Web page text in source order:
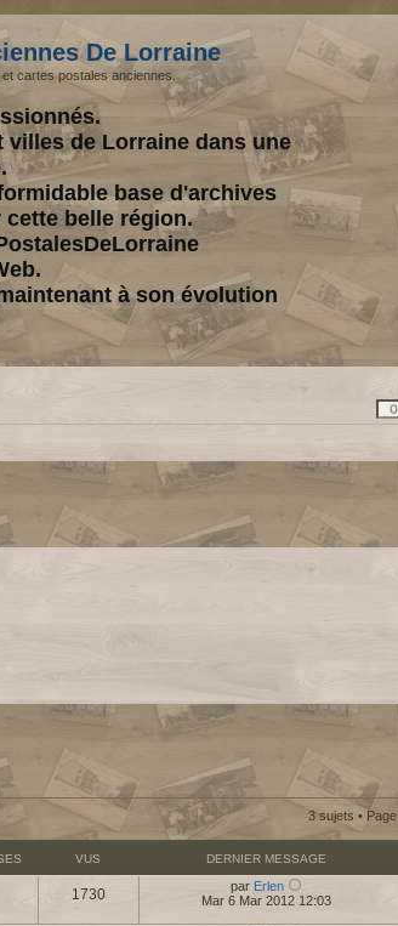
De Lorraine
cartes postales anciennes.
villes de Lorraine dans une
base d'archives
belle région.
à son évolution
3 sujets • Page
VUS DERNIER MESSAGE
1730 par Erlen
Mar 6 Mar 2012 12:03